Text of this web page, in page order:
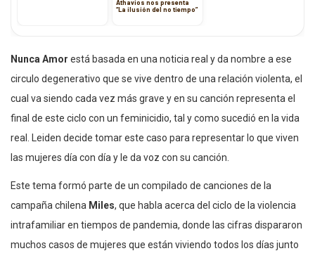
Athavios nos presenta
“La ilusión del no tiempo”
Nunca Amor está basada en una noticia real y da nombre a ese
circulo degenerativo que se vive dentro de una relación violenta, el
cual va siendo cada vez más grave y en su canción representa el
final de este ciclo con un feminicidio, tal y como sucedió en la vida
real. Leiden decide tomar este caso para representar lo que viven
las mujeres día con día y le da voz con su canción.
Este tema formó parte de un compilado de canciones de la
campaña chilena Miles, que habla acerca del ciclo de la violencia
intrafamiliar en tiempos de pandemia, donde las cifras dispararon
muchos casos de mujeres que están viviendo todos los días junto